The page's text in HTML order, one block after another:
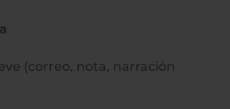
(correo, nota, narración